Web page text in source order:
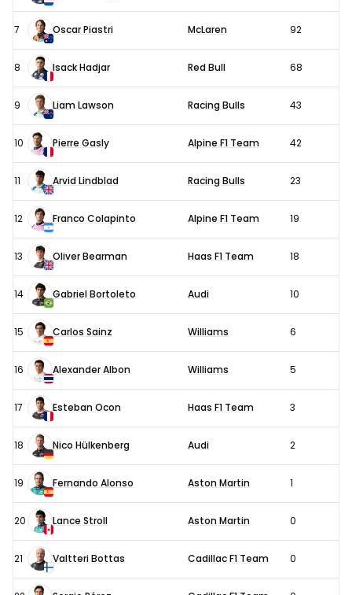
7 Oscar Piastri McLaren 92
8 Isack Hadjar Red Bull 68
9 Liam Lawson Racing Bulls 43
10 Pierre Gasly Alpine F1 Team 42
11 Arvid Lindblad Racing Bulls 23
12 Franco Colapinto Alpine F1 Team 19
13 Oliver Bearman Haas F1 Team 18
14 Gabriel Bortoleto Audi 10
15 Carlos Sainz Williams 6
16 Alexander Albon Williams 5
17 Esteban Ocon Haas F1 Team 3
18 Nico Hülkenberg Audi 2
19 Fernando Alonso Aston Martin 1
20 Lance Stroll Aston Martin 0
21 Valtteri Bottas Cadillac F1 Team 0